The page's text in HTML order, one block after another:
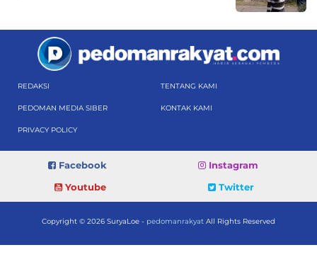
REDAKSI TENTANG KAMI
PEDOMAN MEDIA SIBER KONTAK KAMI
PRIVACY POLICY
Facebook
Instagram
Youtube
Twitter
Copyright © 2026 SuryaLoe - pedomanrakyat All Rights Reserved